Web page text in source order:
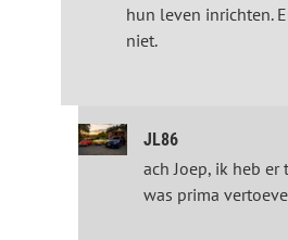
hun leven inrichten.
niet.
JL86
ach Joep, ik heb
was prima